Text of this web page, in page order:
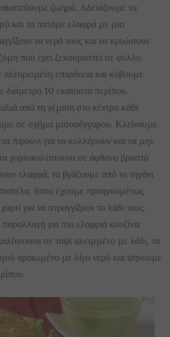
ζωηρά. Αδειάζουμε τα
και τα πατάμε ελαφρά με μια
τα νερά τους και να κρυώσουν
που έχει ξεκουραστεί σε φύλλο
επιφάνεια και κόβουμε
διάμετρο 10 εκατοστά περίπου.
από τη γέμιση στο κέντρο κάθε
σε σχήμα μισοφέγγαρου. Κλείνουμε
πιρούνι για να κολλήσουν και να μην
χορτοκαλίτσουνα σε άφθονο βραστό
ελαφρά, τα βγάζουμε από το τηγάνι
όπου έχουμε προηγουμένως
για να στραγγίξουν το λάδι τους.
για πιο ελαφριά κουζίνα:
σε ταψί αλειμμένο με λάδι, τα
αραιωμένο με λίγο νερό και ψήνουμε